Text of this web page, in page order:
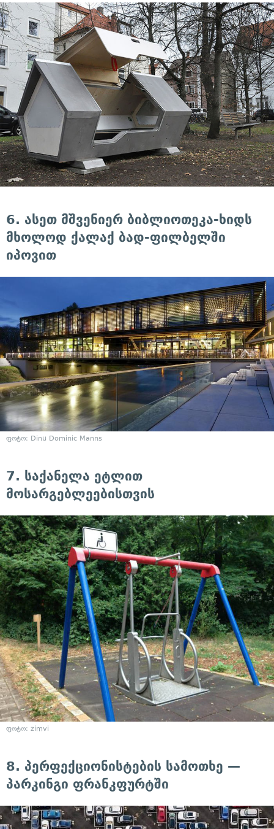
6. ასეთ მშვენიერ ბიბლიოთეკა-ხიდს
მხოლოდ ქალაქ ბად-ფილბელში
იპოვით
ფოტო: Dinu Dominic Manns
7. საქანელა ეტლით
მოსარგებლეებისთვის
ფოტო: zimvi
8. პერფექციონისტების სამოთხე —
პარკინგი ფრანკფურტში